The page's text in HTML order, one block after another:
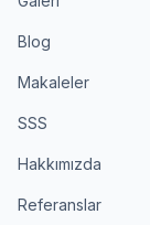
Blog
Makaleler
SSS
Hakkımızda
Referanslar